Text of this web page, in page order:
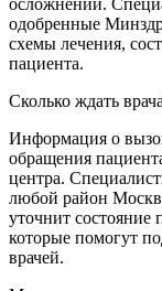
осложнений.
одобренные
схемы лечения,
пациента.
Сколько ждать
Информация о
обращения
центра.
любой район
уточнит состояние
которые помогут
врачей.